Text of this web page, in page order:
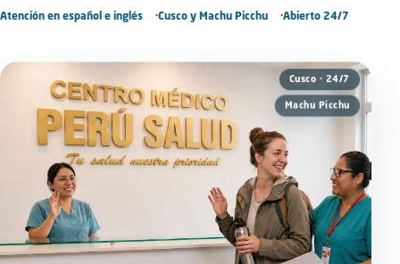
Atención en español e inglés Cusco y Machu Picchu Abierto 24/7
Cusco · 24/7
Machu Picchu